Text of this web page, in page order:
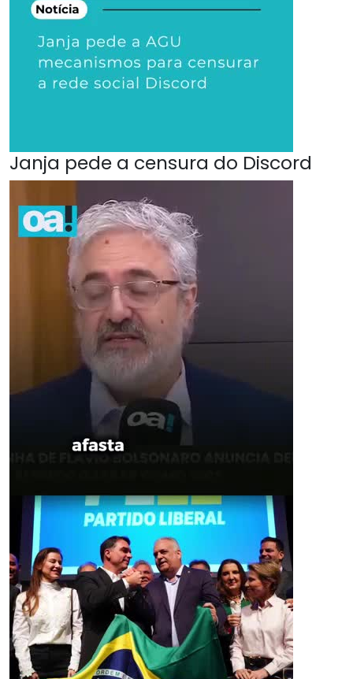
Janja pede a censura do Discord